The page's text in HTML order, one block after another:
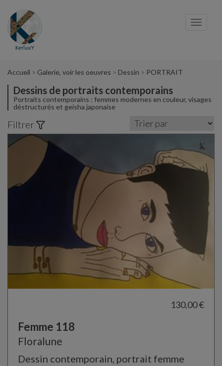
Accueil Galerie, voir les oeuvres Dessin PORTRAIT
Dessins de portraits contemporains
Portraits contemporains : femmes modernes en couleur, visages
déstructurés et geisha japonaise
Filtrer
130,00 €
Femme 118
Floralune
Dessin contemporain, portrait femme